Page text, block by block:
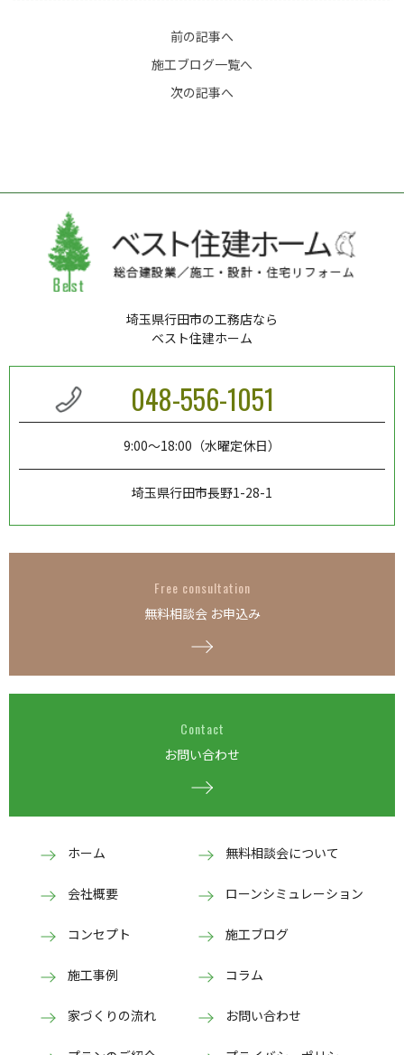
前の記事へ
施工ブログ一覧へ
次の記事へ
埼玉県行田市の工務店なら
ベスト住建ホーム
048-556-1051
9:00～18:00（水曜定休日）
埼玉県行田市長野1-28-1
Free consultation
無料相談会 お申込み
Contact
お問い合わせ
ホーム
会社概要
コンセプト
施工事例
家づくりの流れ
無料相談会について
ローンシミュレーション
施工ブログ
コラム
お問い合わせ